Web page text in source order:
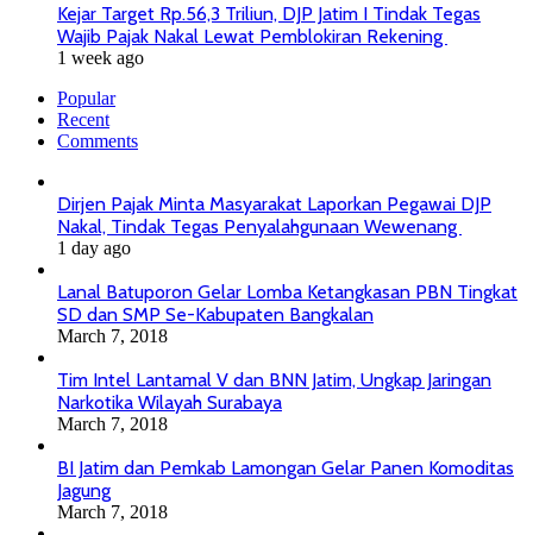
Kejar Target Rp.56,3 Triliun, DJP Jatim I Tindak Tegas
Wajib Pajak Nakal Lewat Pemblokiran Rekening
1 week ago
Popular
Recent
Comments
Dirjen Pajak Minta Masyarakat Laporkan Pegawai DJP
Nakal, Tindak Tegas Penyalahgunaan Wewenang
1 day ago
Lanal Batuporon Gelar Lomba Ketangkasan PBN Tingkat
SD dan SMP Se-Kabupaten Bangkalan
March 7, 2018
Tim Intel Lantamal V dan BNN Jatim, Ungkap Jaringan
Narkotika Wilayah Surabaya
March 7, 2018
BI Jatim dan Pemkab Lamongan Gelar Panen Komoditas
Jagung
March 7, 2018